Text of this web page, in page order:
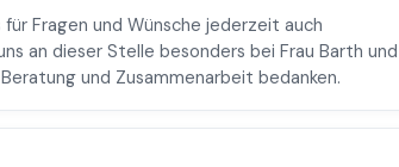
Fragen und Wünsche jederzeit auch
an dieser Stelle besonders bei Frau Barth und
und Zusammenarbeit bedanken.